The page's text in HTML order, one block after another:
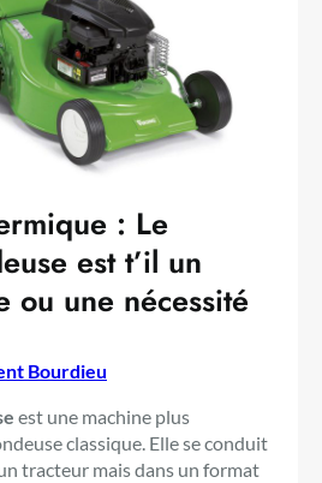
: Le
est t’il un
ou une nécessité
Bourdieu
est une machine plus
classique. Elle se conduit
tracteur mais dans un format